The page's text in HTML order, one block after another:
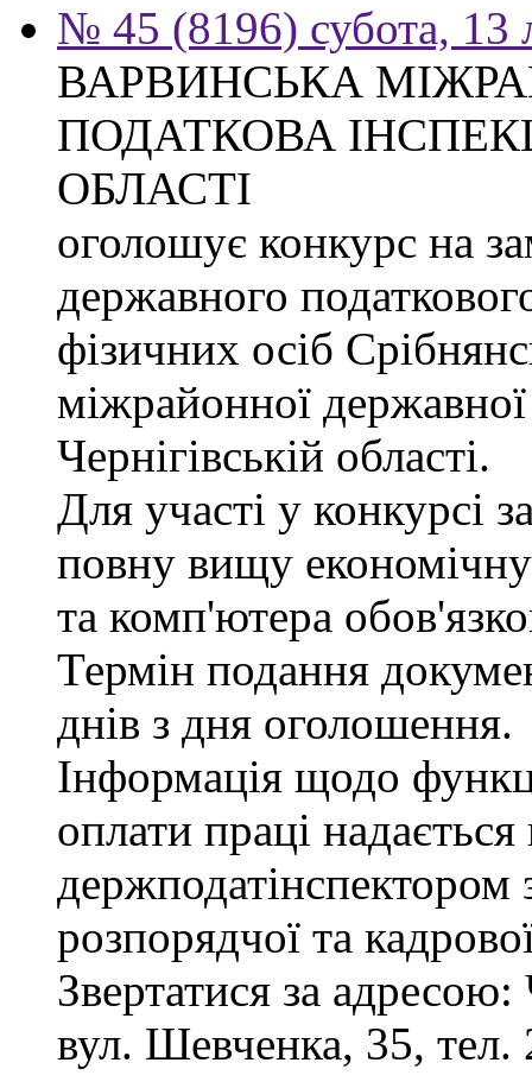
№ 45 (8196) субота, 13
ВАРВИНСЬКА
ПОДАТКОВА
ОБЛАСТІ
оголошує конкурс на
державного
фізичних осіб
міжрайонної державної
Чернігівській області.
Для участі у конкурсі
повну вищу
та комп'ютера
Термін подання
днів з дня оголошення.
Інформація щодо
оплати праці
держподатінспектором
розпорядчої та
Звертатися за адресою:
вул. Шевченка, 35, тел.